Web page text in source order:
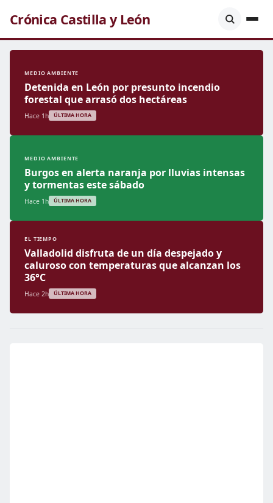
Crónica Castilla y León
MEDIO AMBIENTE
Detenida en León por presunto incendio
forestal que arrasó dos hectáreas
Hace 1h ÚLTIMA HORA
MEDIO AMBIENTE
Burgos en alerta naranja por lluvias intensas
y tormentas este sábado
Hace 1h ÚLTIMA HORA
EL TIEMPO
Valladolid disfruta de un día despejado y
caluroso con temperaturas que alcanzan los
36°C
Hace 2h ÚLTIMA HORA